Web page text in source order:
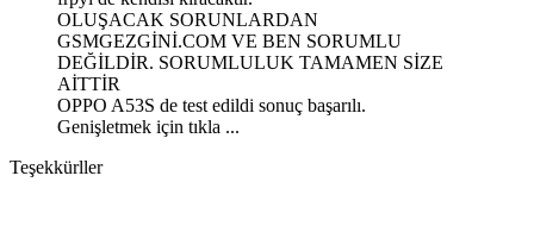
OLUŞACAK SORUNLARDAN
GSMGEZGİNİ.COM VE BEN SORUMLU
DEĞİLDİR. SORUMLULUK TAMAMEN SİZE
AİTTİR
OPPO A53S de test edildi sonuç başarılı.
Genişletmek için tıkla ...
Teşekkürller